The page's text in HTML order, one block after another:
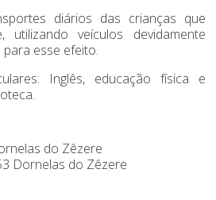
diários das crianças que
utilizando veículos devidamente
esse efeito.
Inglês, educação física e
do Zêzere
Dornelas do Zêzere